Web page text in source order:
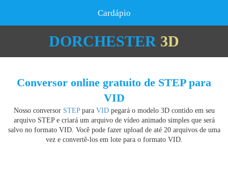
Cardápio
DORCHESTER 3D
Conversor online gratuito de STEP para
VID
Nosso conversor STEPpara VIDpegará o modelo 3D contido em seu
arquivo STEP e criará um arquivo de vídeo animado simples que será
salvo no formato VID. Você pode fazer upload de até 20 arquivos de uma
vez e convertê-los em lote para o formato VID.